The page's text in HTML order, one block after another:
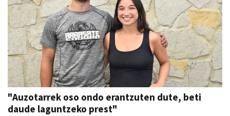
"Auzotarrek oso ondo erantzuten dute, beti
daude laguntzeko prest"